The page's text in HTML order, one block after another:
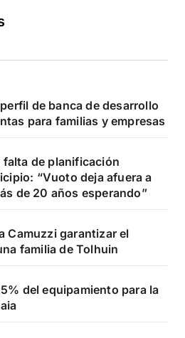
de banca de desarrollo
para familias y empresas
de planificación
“Vuoto deja afuera a
de 20 años esperando”
Camuzzi garantizar el
familia de Tolhuin
del equipamiento para la